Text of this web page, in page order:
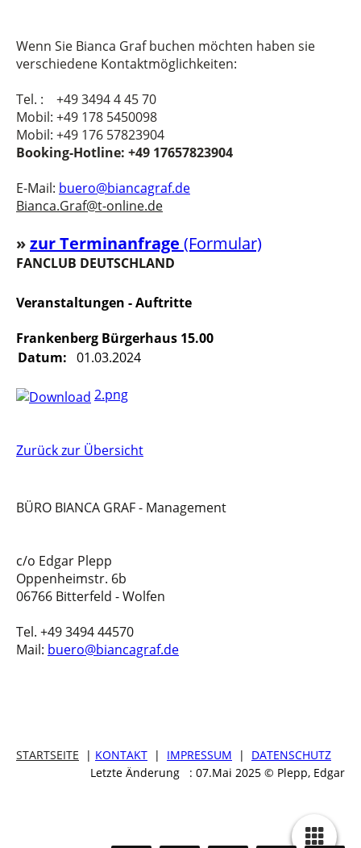
Wenn Sie Bianca Graf buchen möchten haben sie
verschiedene Kontaktmöglichkeiten:
Tel. : +49 3494 4 45 70
Mobil: +49 178 5450098
Mobil: +49 176 57823904
Booking-Hotline: +49 17657823904
E-Mail: buero@biancagraf.de
Bianca.Graf@t-online.de
»zur Terminanfrage (Formular)
FANCLUB DEUTSCHLAND
Veranstaltungen - Auftritte
Frankenberg Bürgerhaus 15.00
Datum: 01.03.2024
2.png
Zurück zur Übersicht
BÜRO BIANCA GRAF - Management
c/o Edgar Plepp
Oppenheimstr. 6b
06766 Bitterfeld - Wolfen
Tel. +49 3494 44570
Mail: buero@biancagraf.de
STARTSEITE | KONTAKT | IMPRESSUM | DATENSCHUTZ
Letzte Änderung : 07.Mai 2025 © Plepp, Edgar